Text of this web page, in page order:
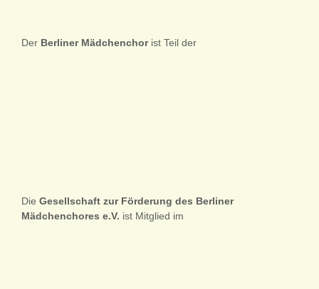
Der Berliner Mädchenchorist Teil der
Die Gesellschaft zur Förderung des Berliner
Mädchenchores e.V. ist Mitglied im